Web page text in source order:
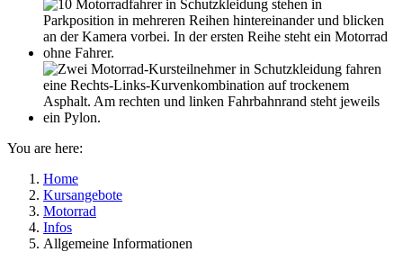
You are here:
Home
Kursangebote
Motorrad
Infos
Allgemeine Informationen